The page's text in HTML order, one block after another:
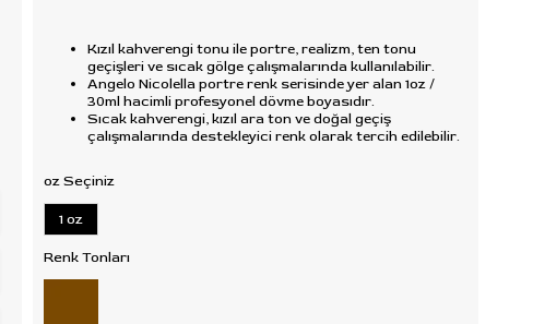
Kızıl kahverengi tonu ile portre, realizm, ten tonu
geçişleri ve sıcak gölge çalışmalarında kullanılabilir.
Angelo Nicolella portre renk serisinde yer alan 1oz /
30ml hacimli profesyonel dövme boyasıdır.
Sıcak kahverengi, kızıl ara ton ve doğal geçiş
çalışmalarında destekleyici renk olarak tercih edilebilir.
oz Seçiniz
1 oz
Renk Tonları